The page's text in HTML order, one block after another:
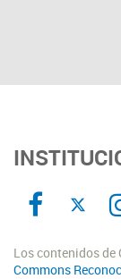
Los contenidos de
Commons